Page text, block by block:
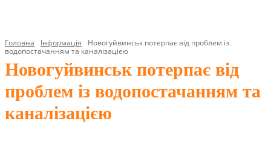
Головна Інформація
Новогуйвинськ потерпає від проблем із
водопостачанням та каналізацією
Новогуйвинськ потерпає від
проблем із водопостачанням та
каналізацією